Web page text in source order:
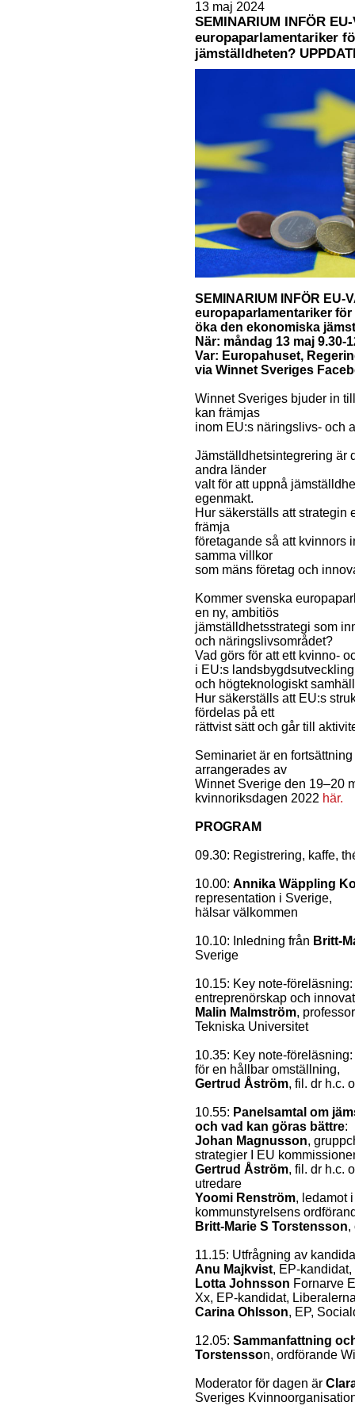
13 maj 2024
SEMINARIUM INFÖR
europaparlamentariker
jämställdheten?
SEMINARIUM INFÖR EU-
europaparlamentariker för
öka den ekonomiska
När: måndag 13 maj 9.30-
Var: Europahuset,
via Winnet Sveriges
Winnet Sveriges bjuder in
kan främjas
inom EU:s näringslivs- och
Jämställdhetsintegrering är
andra länder
valt för att uppnå
egenmakt.
Hur säkerställs att strategin
främja
företagande så att kvinnors
samma villkor
som mäns företag och
Kommer svenska
en ny, ambitiös
jämställdhetsstrategi som
och näringslivsområdet?
Vad görs för att ett kvinno-
i EU:s
och högteknologiskt
Hur säkerställs att EU:s
fördelas på ett
rättvist sätt och går till
Seminariet är en
arrangerades av
Winnet Sverige den 19–20
kvinnoriksdagen 2022 här.
PROGRAM
09.30: Registrering, kaffe,
10.00: Annika Wäppling
representation i Sverige,
hälsar välkommen
10.10: Inledning från Britt-
Sverige
10.15: Key note-
entreprenörskap och
Malin Malmström,
Tekniska Universitet
10.35: Key note-
för en hållbar omställning,
Gertrud Åström, fil. dr h.c.
10.55: Panelsamtal om
och vad kan göras bättre:
Johan Magnusson,
strategier I EU
Gertrud Åström, fil. dr h.c.
utredare
Yoomi Renström, ledamot
kommunstyrelsens
Britt-Marie S Torstensson,
11.15: Utfrågning av
Anu Majkvist, EP-
Lotta Johnsson Fornarve
Xx, EP-kandidat,
Carina Ohlsson, EP,
12.05: Sammanfattning
Torstensson, ordförande
Moderator för dagen är
Sveriges